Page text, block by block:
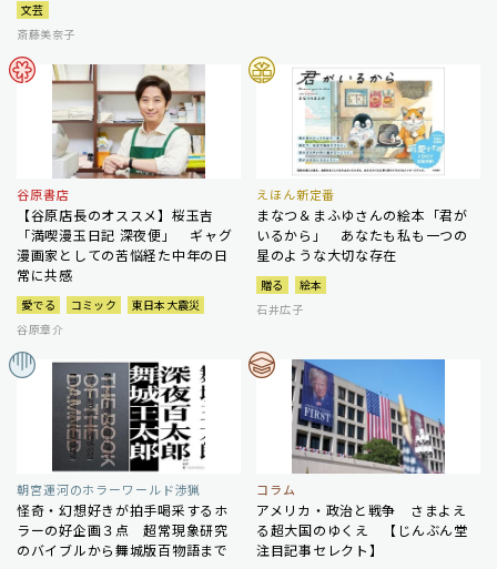
文芸
斎藤美奈子
谷原書店
【谷原店長のオススメ】桜玉吉
「満喫漫玉日記 深夜便」 ギャグ
漫画家としての苦悩経た中年の日
常に共感
愛でる コミック
東日本大震災
谷原章介
えほん新定番
まなつ＆まふゆさんの絵本「君が
いるから」 あなたも私も一つの
星のような大切な存在
贈る
絵本
石井広子
朝宮運河のホラーワールド渉猟
怪奇・幻想好きが拍手喝采するホ
ラーの好企画３点 超常現象研究
のバイブルから舞城版百物語まで
コラム
アメリカ・政治と戦争 さまよえ
る超大国のゆくえ 【じんぶん堂
注目記事セレクト】